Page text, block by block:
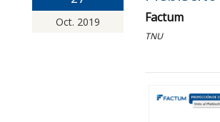
Oct. 2019 Factum
TNU